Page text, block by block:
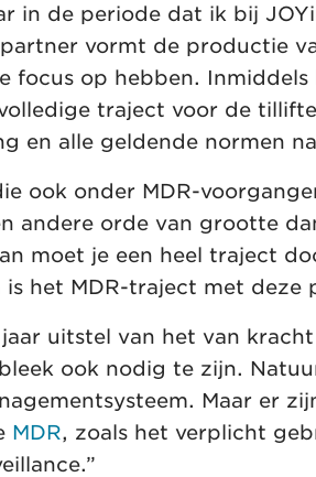
in de periode dat ik bij
vormt de productie
focus op hebben. Inmiddels
traject voor de
en alle geldende normen
ook onder MDR-
andere orde van grootte
moet je een heel traject
het MDR-traject met deze
uitstel van het van
ook nodig te zijn.
Maar er
MDR, zoals het verplicht